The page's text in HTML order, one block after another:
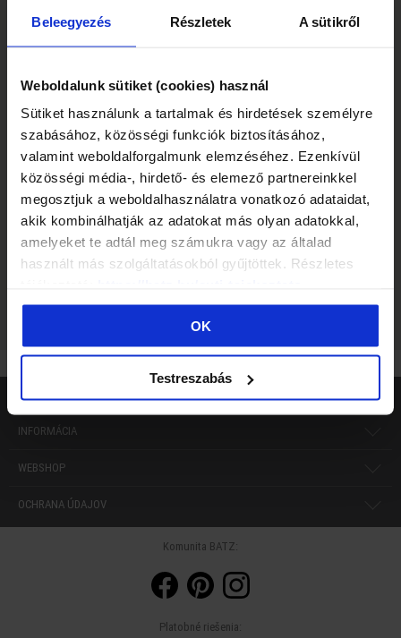
Beleegyezés Részletek A sütikről
Weboldalunk sütiket (cookies) használ
Sütiket használunk a tartalmak és hirdetések személyre
szabásához, közösségi funkciók biztosításához,
valamint weboldalforgalmunk elemzéséhez. Ezenkívül
közösségi média-, hirdető- és elemező partnereinkkel
megosztjuk a weboldalhasználatra vonatkozó adataidat,
akik kombinálhatják az adatokat más olyan adatokkal,
amelyeket te adtál meg számukra vagy az általad
használt más szolgáltatásokból gyűjtöttek. Részletes
OK
Testreszabás
BATZ
INFORMÁCIA
WEBSHOP
OCHRANA ÚDAJOV
Komunita BATZ:
Platobné riešenia: